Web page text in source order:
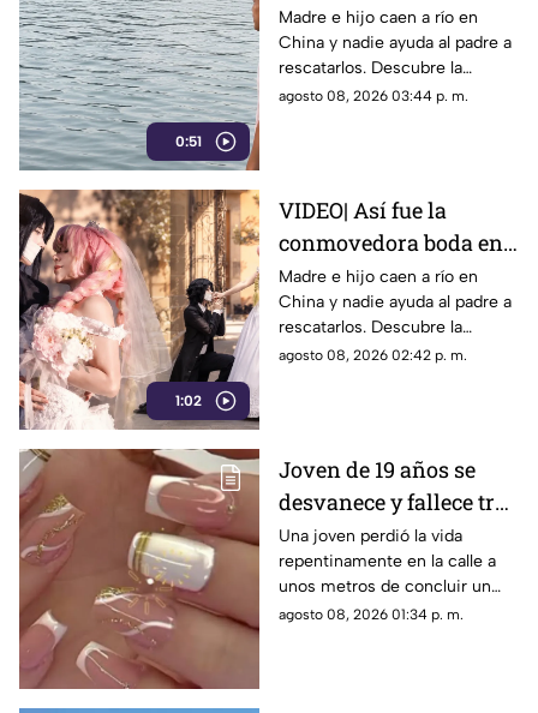
0:51
y nadie los ayuda por
esta indignante razón
Madre e hijo caen a río en
China y nadie ayuda al padre a
rescatarlos. Descubre la
polémica ley que castiga a los
agosto 08, 2026 03:44 p. m.
1:02
VIDEO| Así fue la
conmovedora boda en
México que le dio un
final feliz a Mitsuri y
Obana
Madre e hijo caen a río en
China y nadie ayuda al padre a
rescatarlos. Descubre la
polémica ley que castiga a los
agosto 08, 2026 02:42 p. m.
Joven de 19 años se
desvanece y fallece tras
ponerse uñas en
Coahuila
Una joven perdió la vida
repentinamente en la calle a
unos metros de concluir un
servicio de uñas. Autoridades
agosto 08, 2026 01:34 p. m.